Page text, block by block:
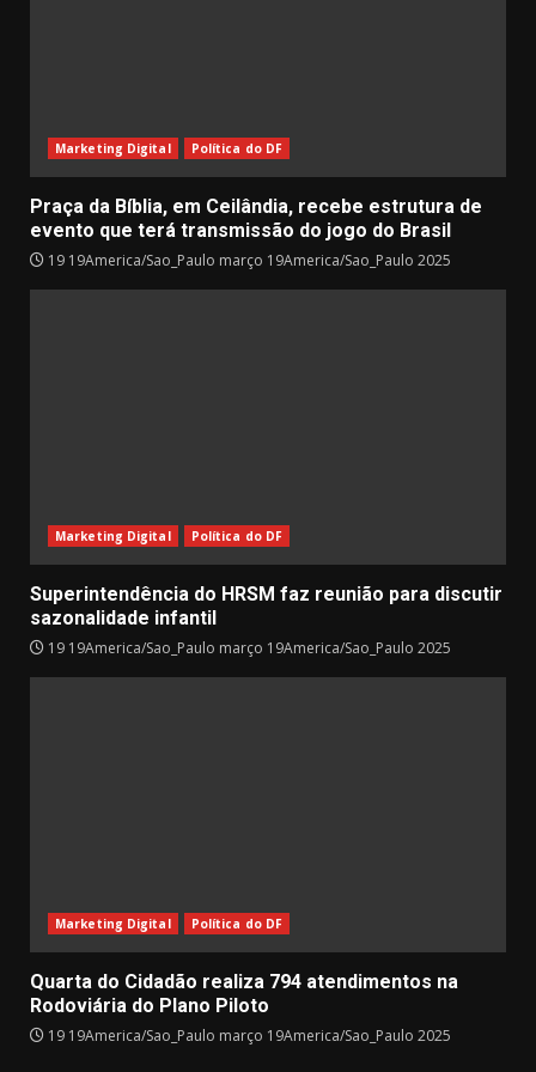
Marketing Digital Política do DF
Praça da Bíblia, em Ceilândia, recebe estrutura de
evento que terá transmissão do jogo do Brasil
19 19America/Sao_Paulo março 19America/Sao_Paulo 2025
Marketing Digital Política do DF
Superintendência do HRSM faz reunião para discutir
sazonalidade infantil
19 19America/Sao_Paulo março 19America/Sao_Paulo 2025
Marketing Digital Política do DF
Quarta do Cidadão realiza 794 atendimentos na
Rodoviária do Plano Piloto
19 19America/Sao_Paulo março 19America/Sao_Paulo 2025